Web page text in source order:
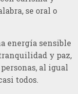
se oral o
energía sensible
y paz,
al igual
todos.